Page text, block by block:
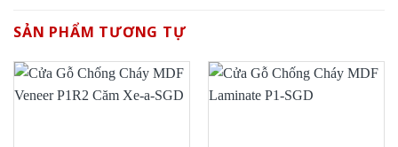
SẢN PHẨM TƯƠNG TỰ